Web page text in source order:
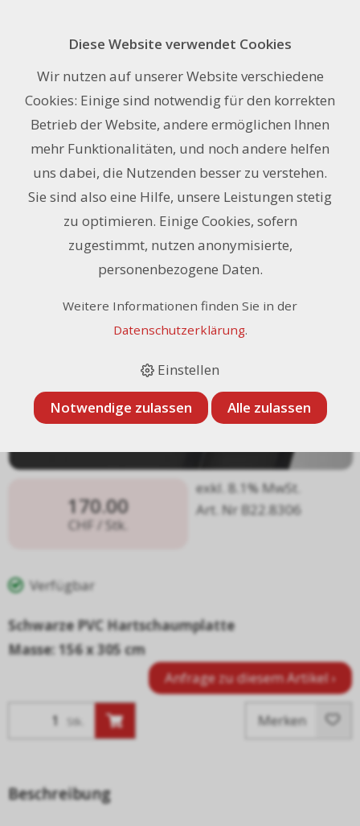
156 x 305 cm
170.00
CHF / Stk.
exkl. 8.1% MwSt.
Art. Nr B22.8306
Verfügbar
Schwarze PVC Hartschaumplatte
Masse: 156 x 305 cm
Anfrage zu diesem Artikel ›
Stk. Merken
Beschreibung
Diese Website verwendet Cookies
Wir nutzen auf unserer Website verschiedene
Cookies: Einige sind notwendig für den korrekten
Betrieb der Website, andere ermöglichen Ihnen
mehr Funktionalitäten, und noch andere helfen
uns dabei, die Nutzenden besser zu verstehen.
Sie sind also eine Hilfe, unsere Leistungen stetig
zu optimieren. Einige Cookies, sofern
zugestimmt, nutzen anonymisierte,
personenbezogene Daten.
Weitere Informationen finden Sie in der
Datenschutzerklärung.
Einstellen
Notwendige zulassen Alle zulassen